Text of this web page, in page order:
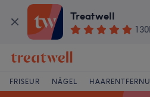
Treatwell
FRISEUR NÄGEL